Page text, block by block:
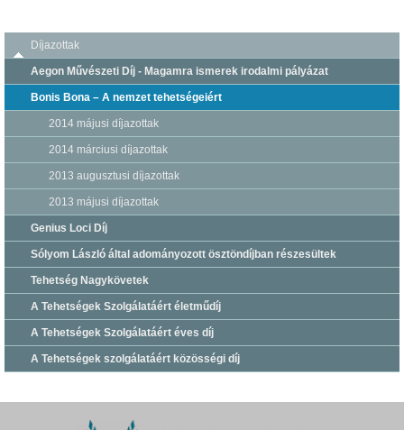
Díjazottak
Aegon Művészeti Díj - Magamra ismerek irodalmi pályázat
Bonis Bona – A nemzet tehetségeiért
2014 májusi díjazottak
2014 márciusi díjazottak
2013 augusztusi díjazottak
2013 májusi díjazottak
Genius Loci Díj
Sólyom László által adományozott ösztöndíjban részesültek
Tehetség Nagykövetek
A Tehetségek Szolgálatáért életműdíj
A Tehetségek Szolgálatáért éves díj
A Tehetségek szolgálatáért közösségi díj